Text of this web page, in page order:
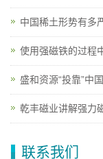
中国稀土形势有多
使用强磁铁的过程
盛和资源“投靠”中
乾丰磁业讲解强力
联系我们